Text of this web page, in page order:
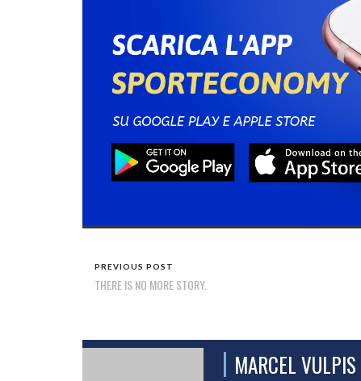
PREVIOUS POST
THERE IS NO MORE STORY.
MARCEL VULPIS